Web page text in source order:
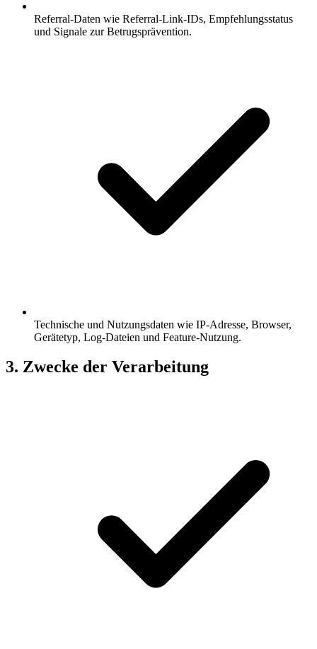
Referral-Daten wie Referral-Link-IDs, Empfehlungsstatus
und Signale zur Betrugsprävention.
Technische und Nutzungsdaten wie IP-Adresse, Browser,
Gerätetyp, Log-Dateien und Feature-Nutzung.
3. Zwecke der Verarbeitung